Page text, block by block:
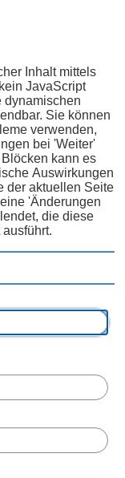
Inhalt mittels
JavaScript
dynamischen
können
verwenden,
bei 'Weiter'
Auswirkungen
der aktuellen Seite
'Änderungen
die diese